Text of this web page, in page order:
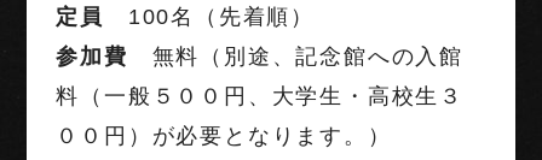
定員
100名（先着順）
参加費 無料（別途、記念館への入館
料（一般５００円、大学生・高校生３
００円）が必要となります。）